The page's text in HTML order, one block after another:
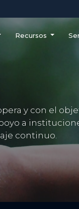
Recursos
y con el
a
continuo.